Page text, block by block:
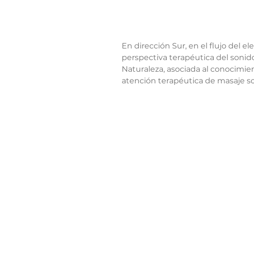
En dirección Sur, en el flujo del
perspectiva terapéutica del
Naturaleza, asociada al
atención terapéutica de masaje